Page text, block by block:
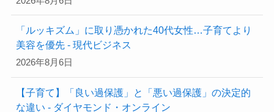
「ルッキズム」に取り憑かれた40代女性…子育てより
美容を優先 - 現代ビジネス
2026年8月6日
【子育て】「良い過保護」と「悪い過保護」の決定的
な違い - ダイヤモンド・オンライン